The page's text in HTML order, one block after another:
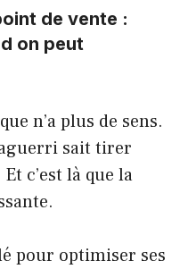
de vente :
on peut
n’a plus de sens.
sait tirer
c’est là que la
pour optimiser ses